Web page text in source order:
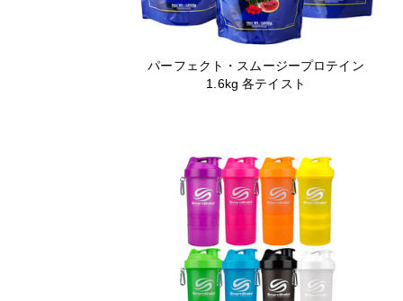
パーフェクト・スムージープロテイン
1.6kg 各テイスト